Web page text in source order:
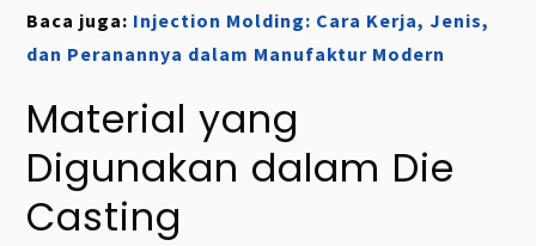
Baca juga: Injection Molding: Cara Kerja, Jenis,
dan Peranannya dalam Manufaktur Modern
Material yang
Digunakan dalam Die
Casting